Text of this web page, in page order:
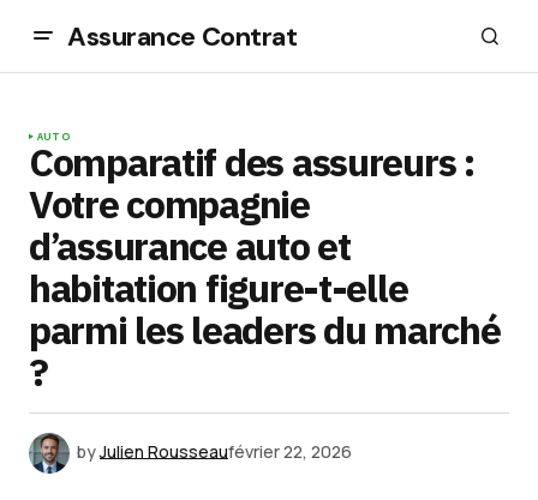
Assurance Contrat
AUTO
Comparatif des assureurs :
Votre compagnie
d’assurance auto et
habitation figure-t-elle
parmi les leaders du marché
?
byJulien Rousseaufévrier 22, 2026